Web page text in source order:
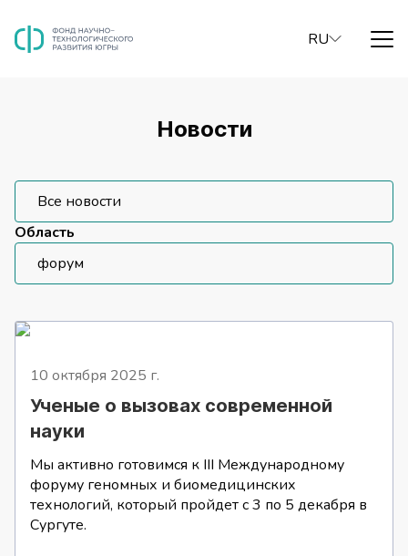
RU
Новости
Все новости
Область
форум
10 октября 2025 г.
Ученые о вызовах современной
науки
Мы активно готовимся к III Международному
форуму геномных и биомедицинских
технологий, который пройдет с 3 по 5 декабря в
Сургуте.